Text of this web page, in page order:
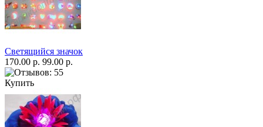
Светящийся значок
170.00 р. 99.00 р.
Купить